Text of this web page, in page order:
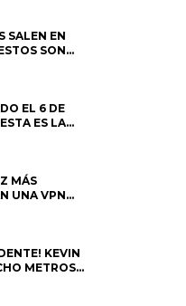
SALEN EN
SON
ESPERADOS
EL 6 DE
ES LA
MÁS
UNA VPN
KEVIN
METROS
Y GENERA